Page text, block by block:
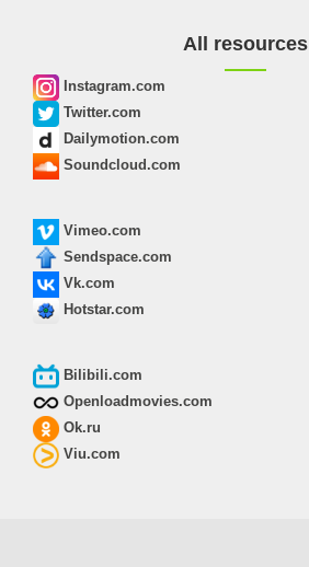
All resources
Instagram.com
Twitter.com
Dailymotion.com
Soundcloud.com
Vimeo.com
Sendspace.com
Vk.com
Hotstar.com
Bilibili.com
Openloadmovies.com
Ok.ru
Viu.com